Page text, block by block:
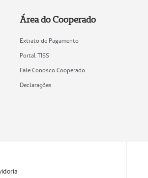
Área do Cooperado
Extrato de Pagamento
Portal TISS
Fale Conosco Cooperado
Declarações